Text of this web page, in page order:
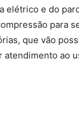
elétrico e do
para
que vão
ao